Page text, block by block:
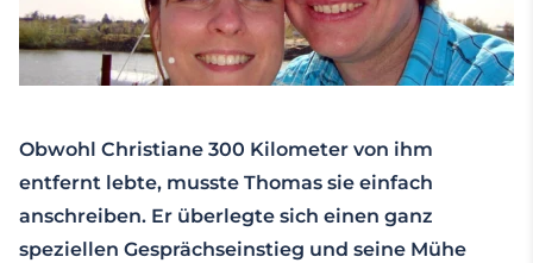
Obwohl Christiane 300 Kilometer von ihm
entfernt lebte, musste Thomas sie einfach
anschreiben. Er überlegte sich einen ganz
speziellen Gesprächseinstieg und seine Mühe